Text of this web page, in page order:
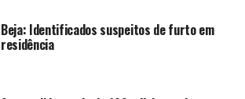
Beja: Identificados suspeitos de furto em
residência